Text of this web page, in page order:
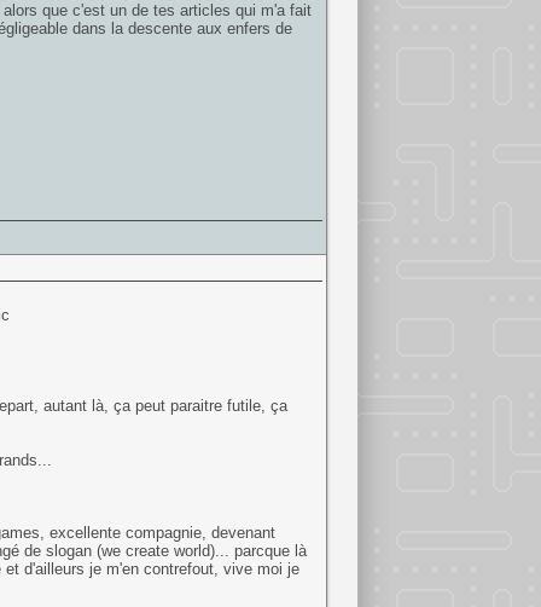
que c'est un de tes articles qui m'a fait
dans la descente aux enfers de
autant là, ça peut paraitre futile, ça
excellente compagnie, devenant
de slogan (we create world)... parcque là
d'ailleurs je m'en contrefout, vive moi je